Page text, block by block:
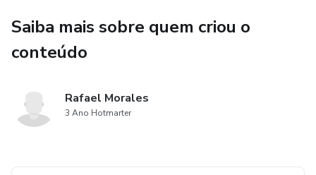
Saiba mais sobre quem criou o
conteúdo
Rafael Morales
3 Ano Hotmarter